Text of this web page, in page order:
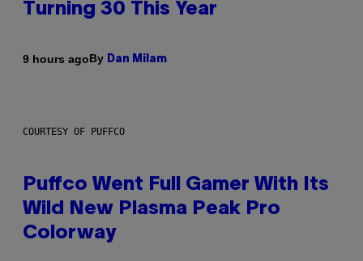
Turning 30 This Year
9 hours agoBy Dan Milam
COURTESY OF PUFFCO
Puffco Went Full Gamer With Its
Wild New Plasma Peak Pro
Colorway